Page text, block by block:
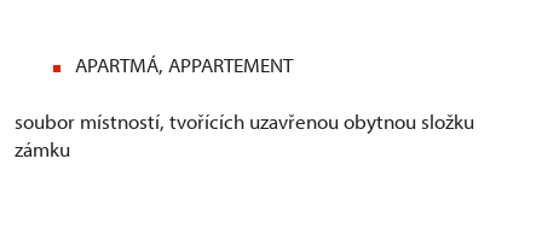
APARTMÁ, APPARTEMENT
soubor místností, tvořících uzavřenou obytnou složku
zámku